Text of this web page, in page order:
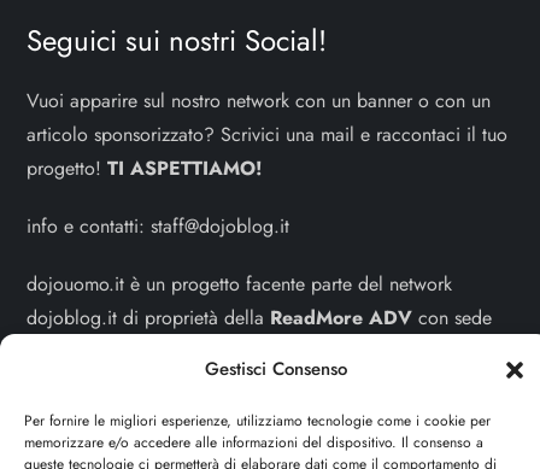
Gestisci Consenso
Per fornire le migliori esperienze, utilizziamo tecnologie come i cookie per
memorizzare e/o accedere alle informazioni del dispositivo. Il consenso a
queste tecnologie ci permetterà di elaborare dati come il comportamento di
Seguici sui nostri Social!
Vuoi apparire sul nostro network con un banner o con un
articolo sponsorizzato? Scrivici una mail e raccontaci il tuo
progetto!TI ASPETTIAMO!
info e contatti:staff@dojoblog.it
dojouomo.it è un progetto facente parte del network
dojoblog.it di proprietà della ReadMore ADV con sede
Sitemap-Privacy Policy -Cookie Policy